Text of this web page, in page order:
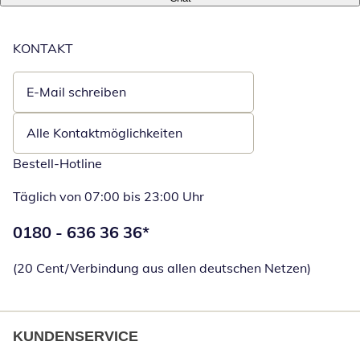
KONTAKT
E-Mail schreiben
Öffnet E-Mail-Client
Alle Kontaktmöglichkeiten
Bestell-Hotline
Täglich von 07:00 bis 23:00 Uhr
Telefonnummer:
0180 - 636 36 36*
(20 Cent/Verbindung aus allen deutschen Netzen)
KUNDENSERVICE